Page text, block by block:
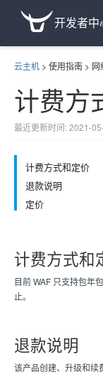
开发者中
云主机 > 使用指南 > 网
计费方
最近更新时间: 2021-
计费方式和定价
退款说明
定价
计费方式和
目前 WAF 只支持包年
止。
退款说明
该产品创建、升级和续